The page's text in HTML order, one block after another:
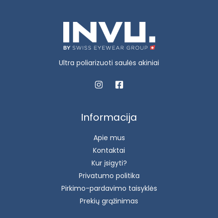
Ultra poliarizuoti saulės akiniai
Informacija
Apie mus
Kontaktai
Kur įsigyti?
Privatumo politika
Pirkimo-pardavimo taisyklės
Prekių grąžinimas